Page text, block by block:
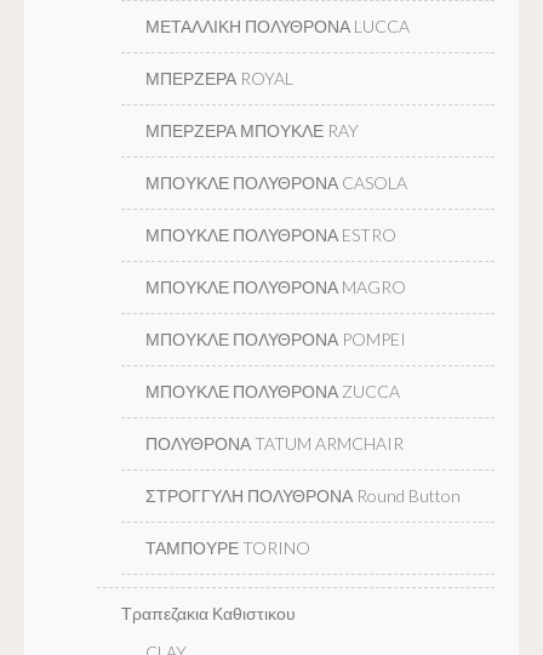
ΜΕΤΑΛΛΙΚΗ ΠΟΛΥΘΡΟΝΑ LUCCA
ΜΠΕΡΖΕΡΑ ROYAL
ΜΠΕΡΖΕΡΑ ΜΠΟΥΚΛΕ RAY
ΜΠΟΥΚΛΕ ΠΟΛΥΘΡΟΝΑ CASOLA
ΜΠΟΥΚΛΕ ΠΟΛΥΘΡΟΝΑ ESTRO
ΜΠΟΥΚΛΕ ΠΟΛΥΘΡΟΝΑ MAGRO
ΜΠΟΥΚΛΕ ΠΟΛΥΘΡΟΝΑ POMPEI
ΜΠΟΥΚΛΕ ΠΟΛΥΘΡΟΝΑ ZUCCA
ΠΟΛΥΘΡΟΝΑ TATUM ARMCHAIR
ΣΤΡΟΓΓΥΛΗ ΠΟΛΥΘΡΟΝΑ Round Button
ΤΑΜΠΟΥΡΕ TORINO
Τραπεζακια Καθιστικου